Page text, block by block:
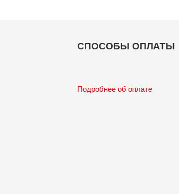
СПОСОБЫ ОПЛАТЫ
Подробнее об оплате